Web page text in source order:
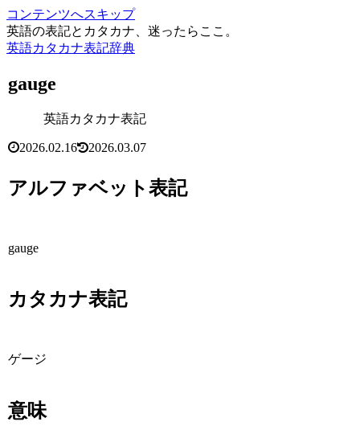
コンテンツへスキップ
英語の表記とカタカナ、迷ったらここ。
英語カタカナ表記辞典
gauge
英語カタカナ表記
2026.02.16 2026.03.07
アルファベット表記
gauge
カタカナ表記
ゲージ
意味